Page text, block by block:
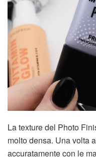
La texture del Photo
molto densa. Una volta
accuratamente con le